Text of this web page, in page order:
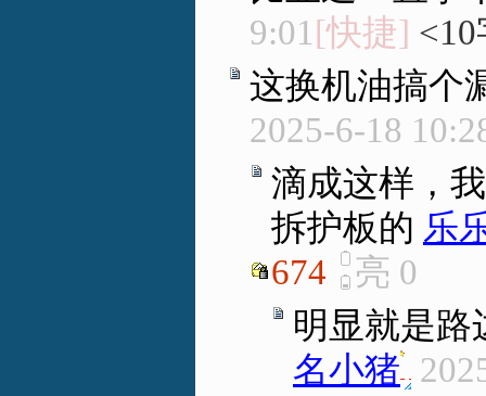
9:01 [快捷]
这换机油搞个
2025-6-18
滴成这样，
拆护板的 乐
674
亮 0
明显就是路
名小猪.